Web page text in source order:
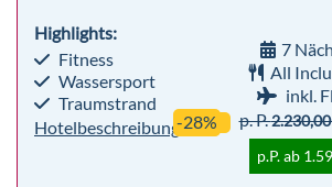
Highlights:
Fitness
Wassersport
Traumstrand
Hotelbeschreibung
7
All
inkl.
-28%
p. P.
p.P. ab